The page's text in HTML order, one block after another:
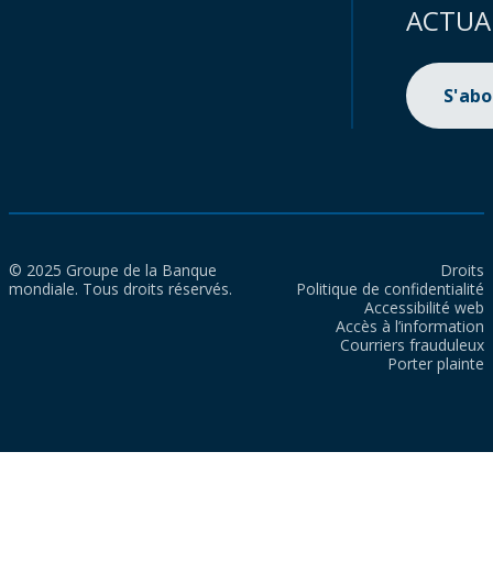
© 2025 Groupe de la Banque
mondiale. Tous droits réservés.
Droits
Politique de confidentialité
Accessibilité web
Accès à l’information
Courriers frauduleux
Porter plainte